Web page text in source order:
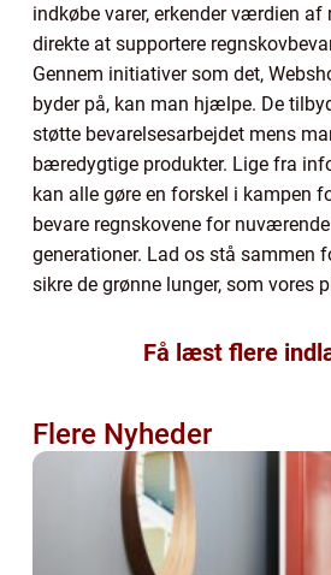
indkøbe varer, erkender værdien af
direkte at supportere
Gennem initiativer som det,
byder på, kan man hjælpe. De
støtte bevarelsesarbejdet mens
bæredygtige produkter. Lige fra
kan alle gøre en forskel i kampen
bevare regnskovene for
generationer. Lad os stå sammen
sikre de grønne lunger, som vores
Få læst flere
Flere Nyheder